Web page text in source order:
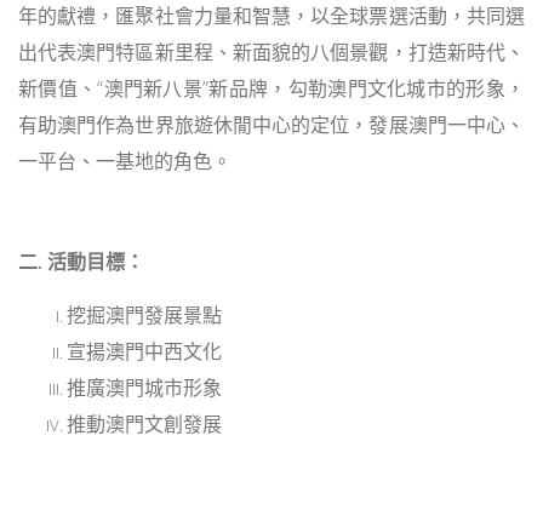
年的獻禮，匯聚社會力量和智慧，以全球票選活動，共同選
出代表澳門特區新里程、新面貌的八個景觀，打造新時代、
新價值、“澳門新八景”新品牌，勾勒澳門文化城市的形象，
有助澳門作為世界旅遊休閒中心的定位，發展澳門一中心、
一平台、一基地的角色。
二. 活動目標：
挖掘澳門發展景點
宣揚澳門中西文化
推廣澳門城市形象
推動澳門文創發展